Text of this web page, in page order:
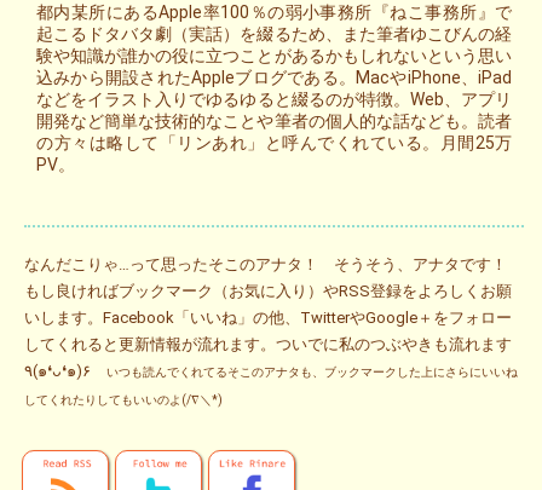
都内某所にあるApple率100％の弱小事務所『ねこ事務所』で
起こるドタバタ劇（実話）を綴るため、また筆者ゆこびんの経
験や知識が誰かの役に立つことがあるかもしれないという思い
込みから開設されたAppleブログである。MacやiPhone、iPad
などをイラスト入りでゆるゆると綴るのが特徴。Web、アプリ
開発など簡単な技術的なことや筆者の個人的な話なども。読者
の方々は略して「リンあれ」と呼んでくれている。月間25万
PV。
なんだこりゃ…って思ったそこのアナタ！ そうそう、アナタです！
もし良ければブックマーク（お気に入り）やRSS登録をよろしくお願
いします。Facebook「いいね」の他、TwitterやGoogle＋をフォロー
してくれると更新情報が流れます。ついでに私のつぶやきも流れます
٩(๑❛ᴗ❛๑)۶
いつも読んでくれてるそこのアナタも、ブックマークした上にさらにいいね
してくれたりしてもいいのよ(/∇＼*)